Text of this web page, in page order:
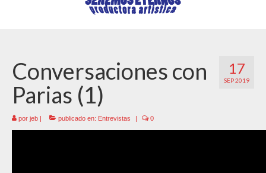
17
SEP 2019
Conversaciones con
Parias (1)
por jeb | publicado en: Entrevistas | 0